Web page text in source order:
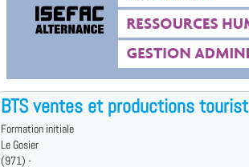
BTS ventes et productions
Formation initiale
Le Gosier
(971) -